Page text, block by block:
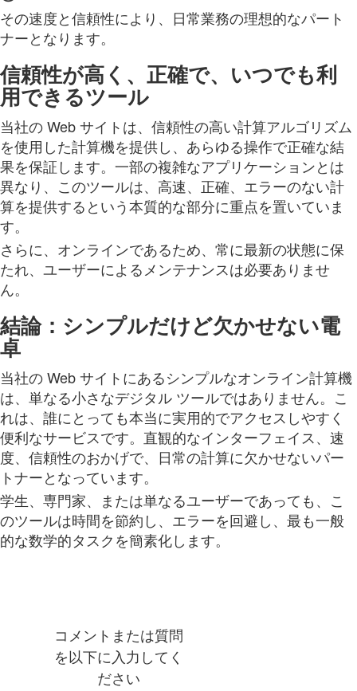
その速度と信頼性により、日常業務の理想的なパート
ナーとなります。
信頼性が高く、正確で、いつでも利
用できるツール
当社の Web サイトは、信頼性の高い計算アルゴリズム
を使用した計算機を提供し、あらゆる操作で正確な結
果を保証します。一部の複雑なアプリケーションとは
異なり、このツールは、高速、正確、エラーのない計
算を提供するという本質的な部分に重点を置いていま
す。
さらに、オンラインであるため、常に最新の状態に保
たれ、ユーザーによるメンテナンスは必要ありませ
ん。
結論：シンプルだけど欠かせない電
卓
当社の Web サイトにあるシンプルなオンライン計算機
は、単なる小さなデジタル ツールではありません。こ
れは、誰にとっても本当に実用的でアクセスしやすく
便利なサービスです。直観的なインターフェイス、速
度、信頼性のおかげで、日常の計算に欠かせないパー
トナーとなっています。
学生、専門家、または単なるユーザーであっても、こ
のツールは時間を節約し、エラーを回避し、最も一般
的な数学的タスクを簡素化します。
コメントまたは質問
を以下に入力してく
ださい